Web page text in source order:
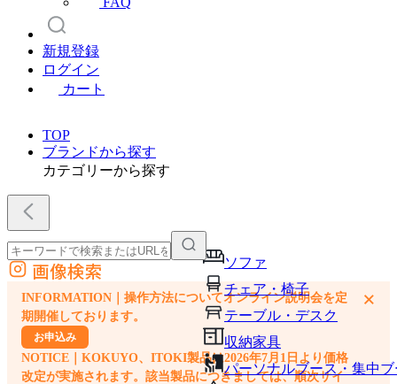
新規登録
ログイン
カート
TOP
ブランドから探す
カテゴリーから探す
ソファ
チェア・椅子
テーブル・デスク
収納家具
パーソナルブース・集中
外部サイトの商品をカートに追加
他のサイトで見つけた商品ページのURLを貼り付けて、カートに追加できます
画像検索
INFORMATION｜操作方法についてオンライン説明会を定
期開催しております。
お申込み
NOTICE｜KOKUYO、ITOKI製品は2026年7月1日より価格
改定が実施されます。該当製品につきましては、順次サイ
×